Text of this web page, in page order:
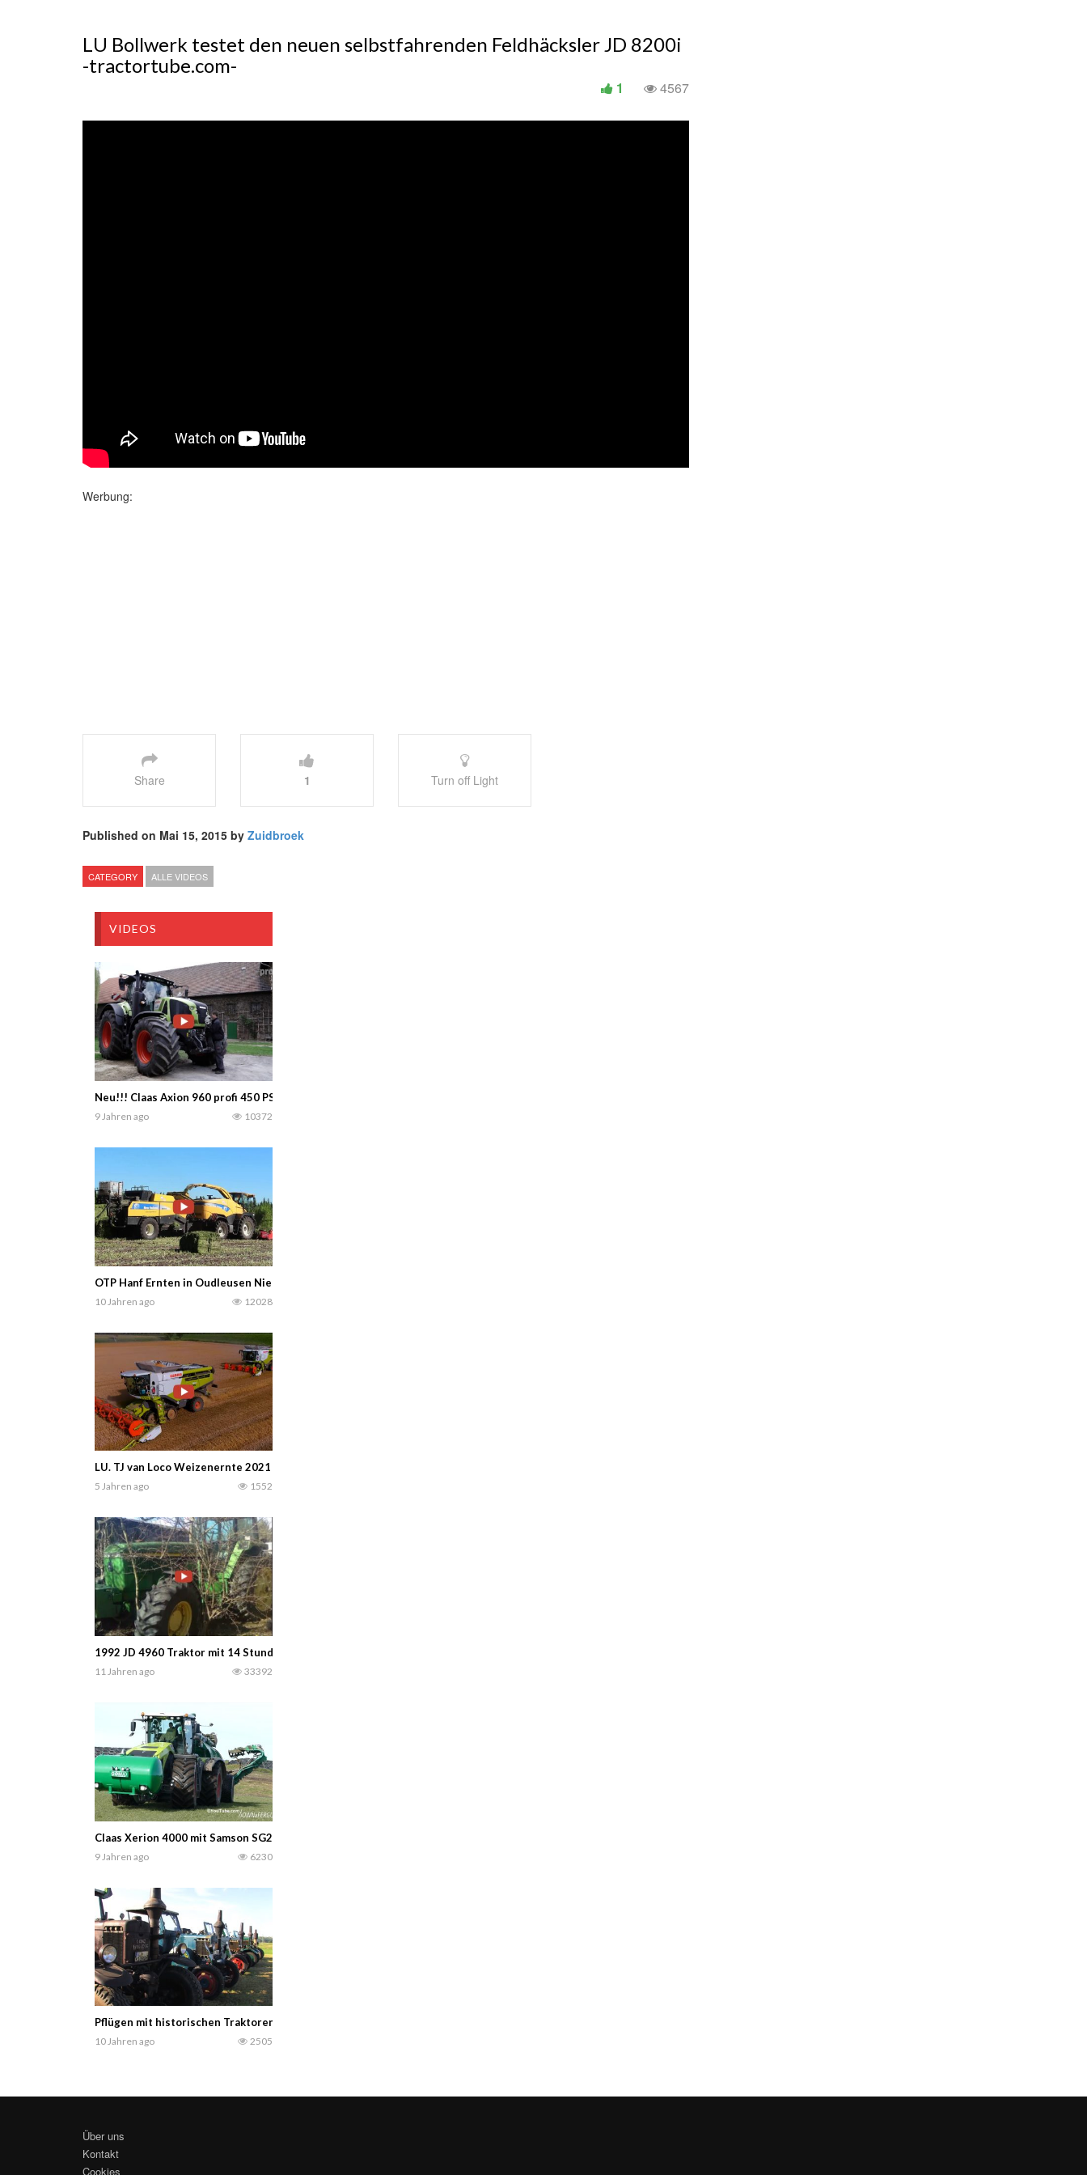
LU Bollwerk testet den neuen selbstfahrenden Feldhäcksler JD 8200i
-tractortube.com-
4567
1
Werbung:
Share 1 Turn off Light
Published on Mai 15, 2015 by Zuidbroek
CATEGORY ALLE VIDEOS
VIDEOS
Neu!!! Claas Axion 960 profi 450 PS profi
9 Jahren ago 10372
OTP Hanf Ernten in Oudleusen Niederlande. Hanf wird als Futter für Kälber bestimmt.
10 Jahren ago 12028
LU. TJ van Loco Weizenernte 2021 mit einem Claas Lexion 750 und einem Lexion 760, beide Terra Trac. Transport mit 3 Claas Traktoren…. Kamasu666 Agri Videos
5 Jahren ago 1552
1992 JD 4960 Traktor mit 14 Stunden auf der Uhr war 20 Jahre draußen.
11 Jahren ago 33392
Claas Xerion 4000 mit Samson SG23 & TD12
9 Jahren ago 6230
Pflügen mit historischen Traktoren in Axien 2-6 plowing with historic tractor. – Bidone1967-
10 Jahren ago 2505
Über uns
Kontakt
Cookies